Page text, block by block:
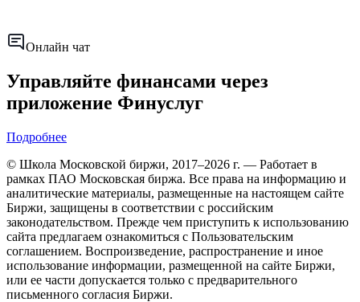
Онлайн чат
Управляйте финансами через
приложение Финуслуг
Подробнее
© Школа Московской биржи, 2017–2026 г. — Работает в
рамках ПАО Московская биржа. Все права на информацию и
аналитические материалы, размещенные на настоящем сайте
Биржи, защищены в соответствии с российским
законодательством. Прежде чем приступить к использованию
сайта предлагаем ознакомиться с Пользовательским
соглашением. Воспроизведение, распространение и иное
использование информации, размещенной на сайте Биржи,
или ее части допускается только с предварительного
письменного согласия Биржи.